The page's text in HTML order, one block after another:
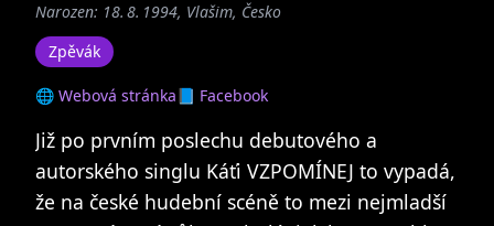
Narozen: 18. 8. 1994, Vlašim, Česko
Zpěvák
🌐 Webová stránka📘 Facebook
Již po prvním poslechu debutového a
autorského singlu Káťi VZPOMÍNEJ to vypadá,
že na české hudební scéně to mezi nejmladší